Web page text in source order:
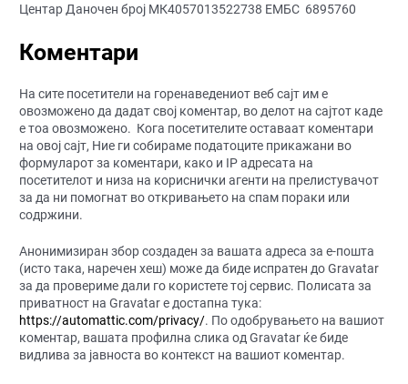
Центар Даночен број МК4057013522738 ЕМБС 6895760
Коментари
На сите посетители на горенаведениот веб сајт им е
овозможено да дадат свој коментар, во делот на сајтот каде
е тоа овозможено. Кога посетителите оставаат коментари
на овој сајт, Ние ги собираме податоците прикажани во
формуларот за коментари, како и IP адресата на
посетителот и низа на кориснички агенти на прелистувачот
за да ни помогнат во откривањето на спам пораки или
содржини.
Анонимизиран збор создаден за вашата адреса за е-пошта
(исто така, наречен хеш) може да биде испратен до Gravatar
за да провериме дали го користете тој сервис. Полисата за
приватност на Gravatar е достапна тука:
https://automattic.com/privacy/. По одобрувањето на вашиот
коментар, вашата профилна слика од Gravatar ќе биде
видлива за јавноста во контекст на вашиот коментар.